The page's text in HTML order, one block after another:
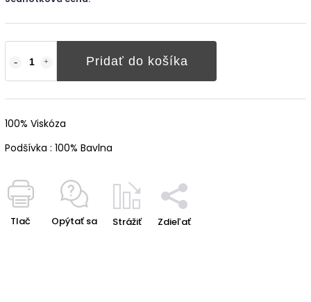
Pridať do košíka
100% Viskóza
Podšívka : 100% Bavlna
Tlač Opýtať sa Strážiť Zdieľať